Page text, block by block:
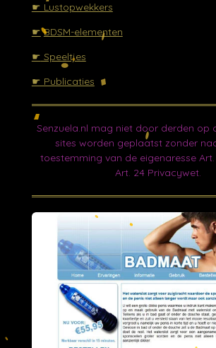
☛ Lustopwekkers
☛ BDSM-elementen
☛ Speeltjes
☛ Publicaties
Senzuela.nl mag niet door derden op
sites worden geplaatst zonder
toestemming van de eigenaresse
Art. 24 Privacywet.